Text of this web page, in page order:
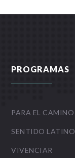
PROGRAMAS
PARA EL CAMINO
SENTIDO LATINO
VIVENCIAR